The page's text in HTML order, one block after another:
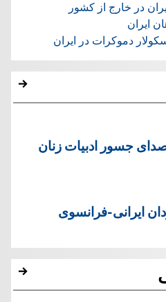
در خارج از کشور
ایران
دموکرات در ایران
جسور ادبیات زنان
ایرانی-فرانسوی